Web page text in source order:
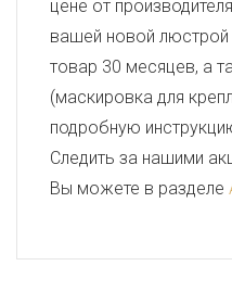
цене от
вашей новой люстрой
товар 30 месяцев, а
(маскировка для
подробную
Следить за нашими
Вы можете в разделе